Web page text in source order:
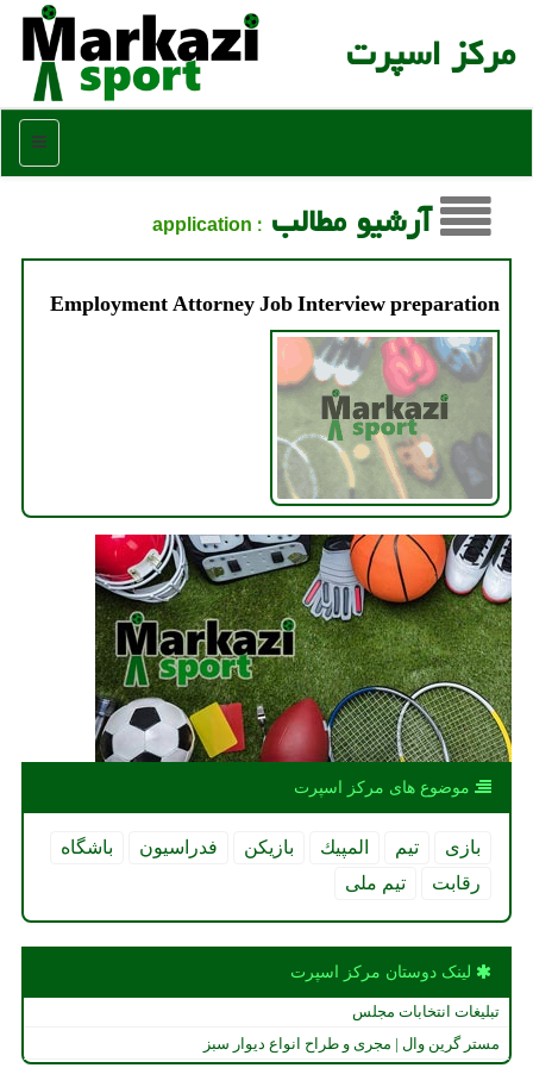
مركز اسپرت
منو
آرشیو مطالب : application
Employment Attorney Job Interview preparation
موضوع های مركز اسپرت
بازی تیم المپیك بازیكن فدراسیون
باشگاه
رقابت
تیم ملی
لینک دوستان مركز اسپرت
تبلیغات انتخابات مجلس
مستر گرین وال | مجری و طراح انواع دیوار سبز